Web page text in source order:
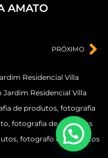
AMATO
PRÓXIMO
Residencial Villa
Residencial Villa
de produtos,fotografia
,fotografia de produtos
,fotografo de produtos